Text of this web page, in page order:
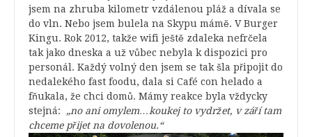
jsem na zhruba kilometr vzdálenou pláž a dívala se
do vln. Nebo jsem bulela na Skypu mámě. V Burger
Kingu. Rok 2012, takže wifi ještě zdaleka nefrčela
tak jako dneska a už vůbec nebyla k dispozici pro
personál. Každý volný den jsem se tak šla připojit do
nedalekého fast foodu, dala si Café con helado a
fňukala, že chci domů. Mámy reakce byla vždycky
stejná:
„no ani omylem…koukej to vydržet, v září tam
chceme přijet na dovolenou.“